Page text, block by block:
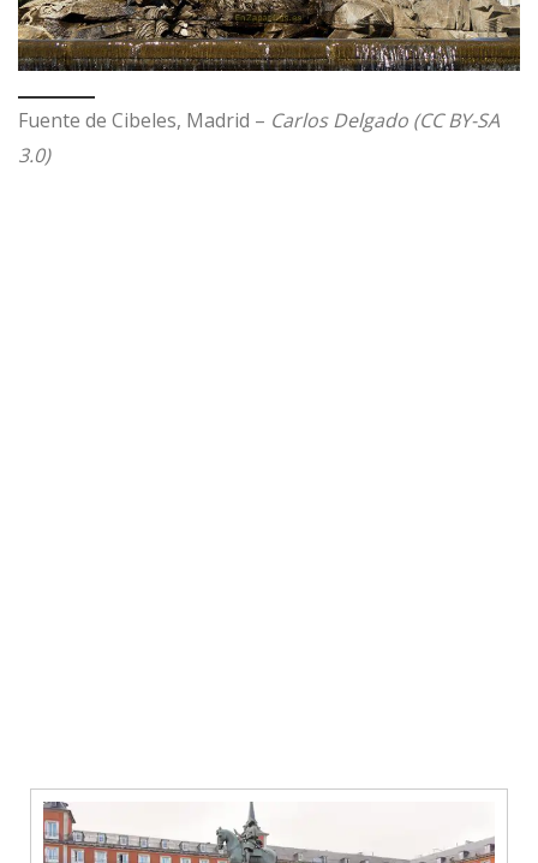
Fuente de Cibeles, Madrid – Carlos Delgado (CC BY-SA
3.0)